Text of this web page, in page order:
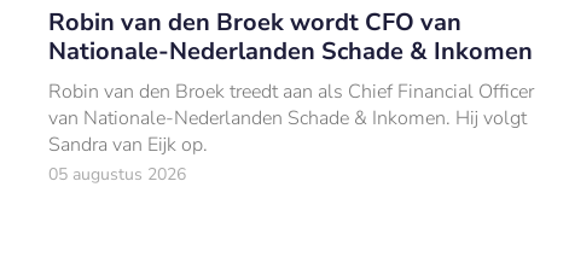
Robin van den Broek wordt CFO van
Nationale-Nederlanden Schade & Inkomen
Robin van den Broek treedt aan als Chief Financial Officer
van Nationale-Nederlanden Schade & Inkomen. Hij volgt
Sandra van Eijk op.
05 augustus 2026